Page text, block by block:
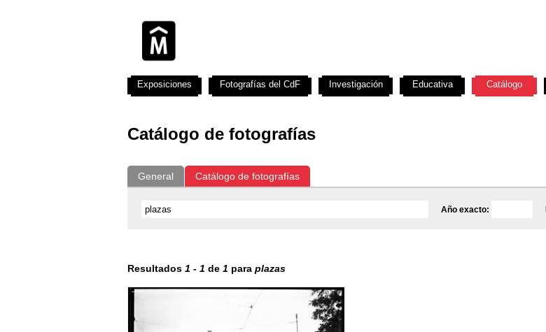
Catálogo de fotografías
General Catálogo de fotografías
Año exacto:
Resultados 1 - 1 de 1 para plazas
Exposiciones Fotografías del CdF Investigación Educativa Catálogo